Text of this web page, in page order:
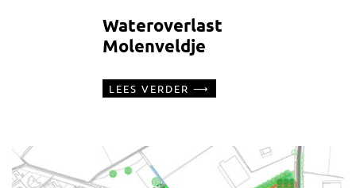
Wateroverlast
Molenveldje
LEES VERDER